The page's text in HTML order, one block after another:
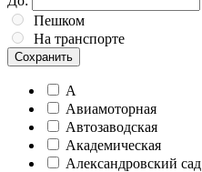
Пешком
На транспорте
Сохранить
А
Авиамоторная
Автозаводская
Академическая
Александровский сад